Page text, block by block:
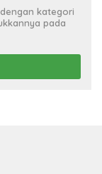
kategori
pada